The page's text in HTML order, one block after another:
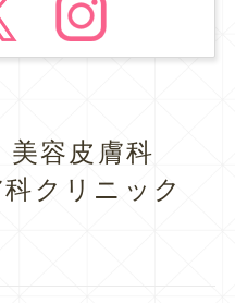
美容皮膚科
クリニック